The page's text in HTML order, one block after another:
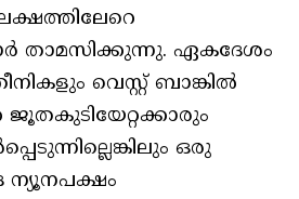
താമസിക്കുന്നു. ഏകദേശം
വെസ്റ്റ് ബാങ്കില്‍
ജൂതകുടിയേറ്റക്കാരും
ഒരു
ന്യൂനപക്ഷം